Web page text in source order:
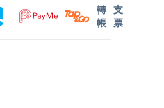
轉
帳
支
票